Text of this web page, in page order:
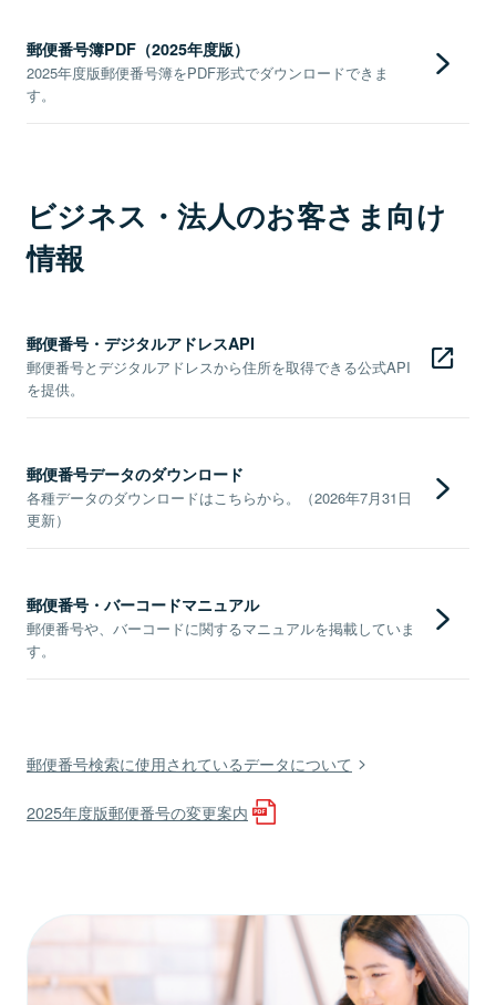
郵便番号簿PDF（2025年度版）
2025年度版郵便番号簿をPDF形式でダウンロードできま
す。
ビジネス・法人のお客さま向け
情報
郵便番号・デジタルアドレスAPI
郵便番号とデジタルアドレスから住所を取得できる公式API
を提供。
郵便番号データのダウンロード
各種データのダウンロードはこちらから。（2026年7月31日
更新）
郵便番号・バーコードマニュアル
郵便番号や、バーコードに関するマニュアルを掲載していま
す。
郵便番号検索に使用されているデータについて
2025年度版郵便番号の変更案内